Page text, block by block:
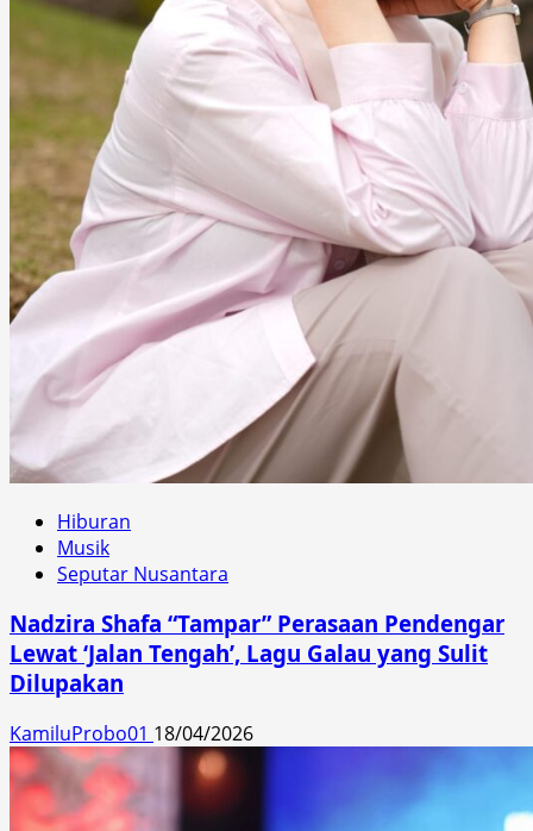
Hiburan
Musik
Seputar Nusantara
Nadzira Shafa “Tampar” Perasaan Pendengar
Lewat ‘Jalan Tengah’, Lagu Galau yang Sulit
Dilupakan
KamiluProbo01 18/04/2026